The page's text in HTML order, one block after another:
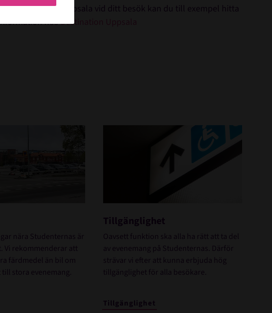
du se mer av Uppsala vid ditt besök kan du till exempel hitta
hosDestination Uppsala
nära Studenternas är
Vi rekommenderar att
färdmedel än bil om
stora evenemang.
Tillgänglighet
Oavsett funktion ska alla ha rätt att ta del
av evenemang på Studenternas. Därför
strävar vi efter att kunna erbjuda hög
tillgänglighet för alla besökare.
Tillgänglighet